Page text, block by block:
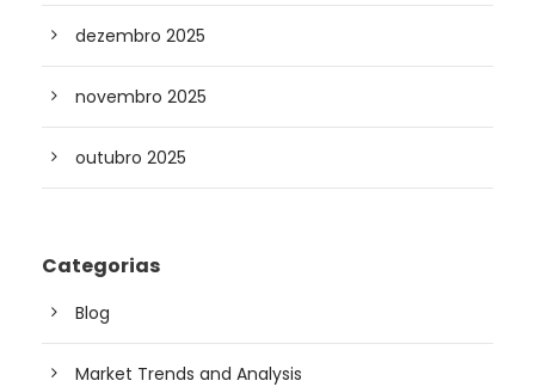
dezembro 2025
novembro 2025
outubro 2025
Categorias
Blog
Market Trends and Analysis